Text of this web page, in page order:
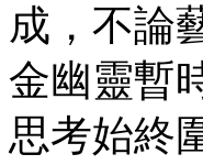
成，不論
金幽靈暫
思考始終